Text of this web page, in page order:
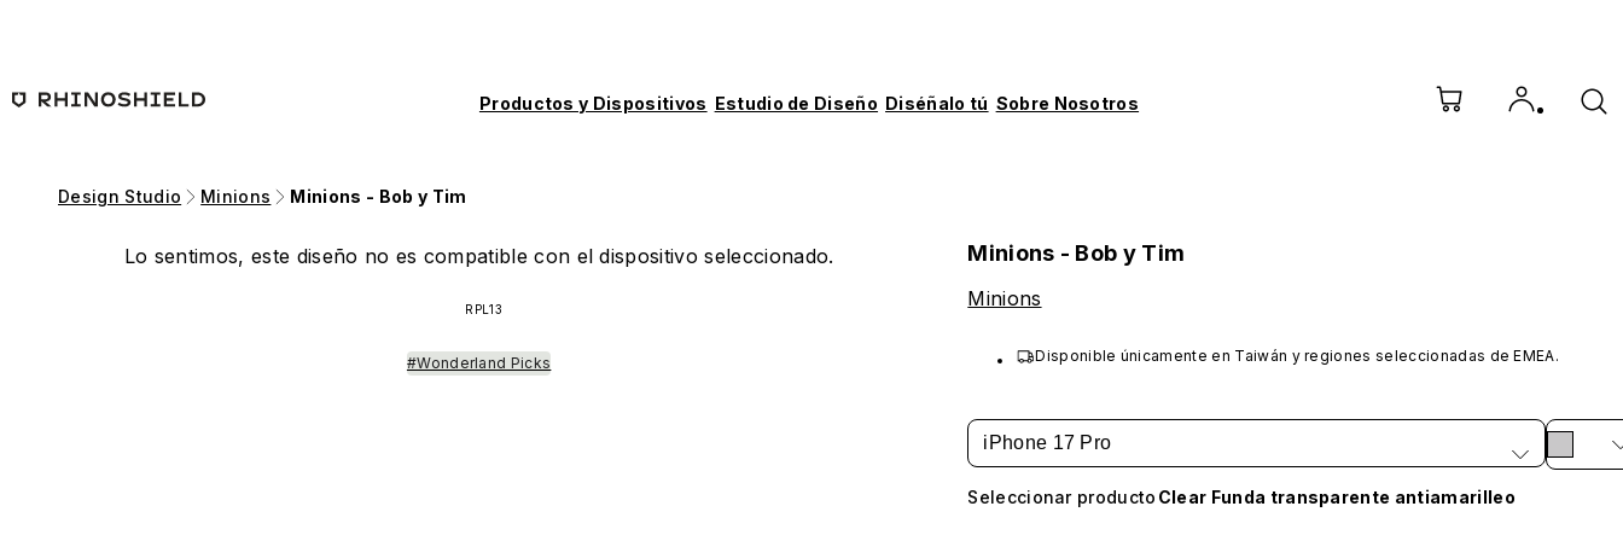
Productos y Dispositivos Estudio de Diseño Diséñalo tú Sobre Nosotros
Design Studio Minions Minions - Bob y Tim
Lo sentimos, este diseño no es compatible con el dispositivo seleccionado.
RPL13
#Wonderland Picks
Minions - Bob y Tim
Minions
Disponible únicamente en Taiwán y regiones seleccionadas de EMEA.
iPhone 17 Pro
Seleccionar producto Clear Funda transparente antiamarilleo